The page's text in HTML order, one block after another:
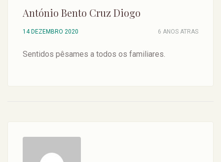
António Bento Cruz Diogo
14 DEZEMBRO 2020 6 ANOS ATRAS
Sentidos pêsames a todos os familiares.